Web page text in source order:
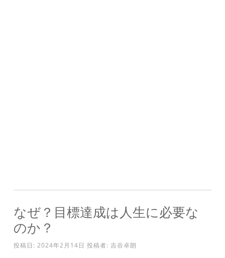
なぜ？目標達成は人生に必要な
のか？
投稿日: 2024年2月14日 投稿者: 吉谷卓朗